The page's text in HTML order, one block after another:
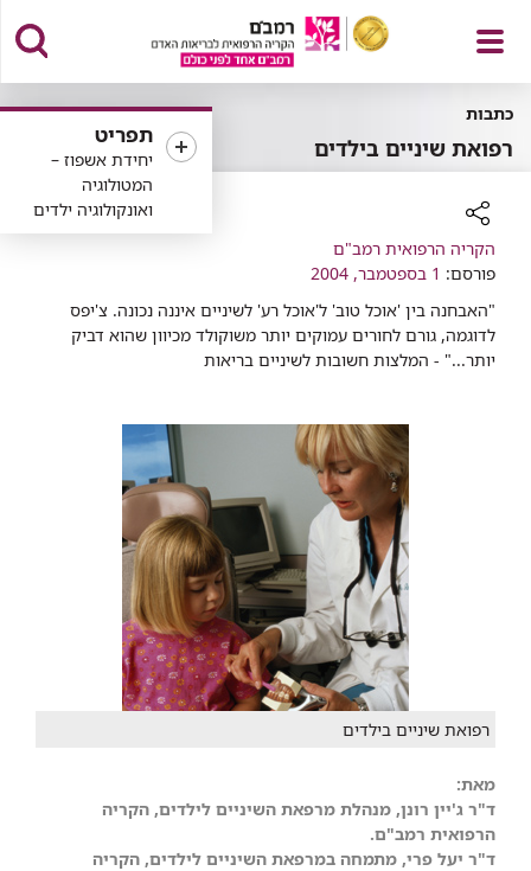
פתח
תפריט
תפריט
יחידת אשפוז –
המטולוגיה
ואונקולוגיה ילדים
כתבות
רפואת שיניים בילדים
רכיב
שיתוף
הקריה הרפואית רמב"ם
פורסם: 1 בספטמבר, 2004
"האבחנה בין 'אוכל טוב' ל'אוכל רע' לשיניים איננה נכונה. צ'יפס
לדוגמה, גורם לחורים עמוקים יותר משוקולד מכיוון שהוא דביק
יותר..." - המלצות חשובות לשיניים בריאות
רפואת שיניים בילדים
מאת:
ד"ר ג'יין רונן, מנהלת מרפאת השיניים לילדים, הקריה
הרפואית רמב"ם.
ד"ר יעל פרי, מתמחה במרפאת השיניים לילדים, הקריה